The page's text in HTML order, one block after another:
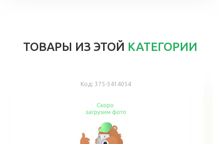
ТОВАРЫ ИЗ ЭТОЙ КАТЕГОРИИ
Код: 375-3414054